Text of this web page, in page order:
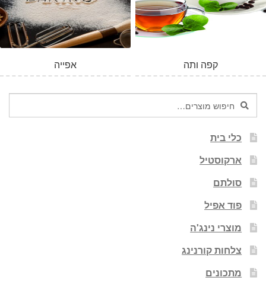
אפייה קפה ותה
חיפוש
עבור:
חיפוש
כלי בית
ארקוסטיל
סולתם
פוד אפיל
מוצרי נינג'ה
צלחות קורנינג
מתכונים